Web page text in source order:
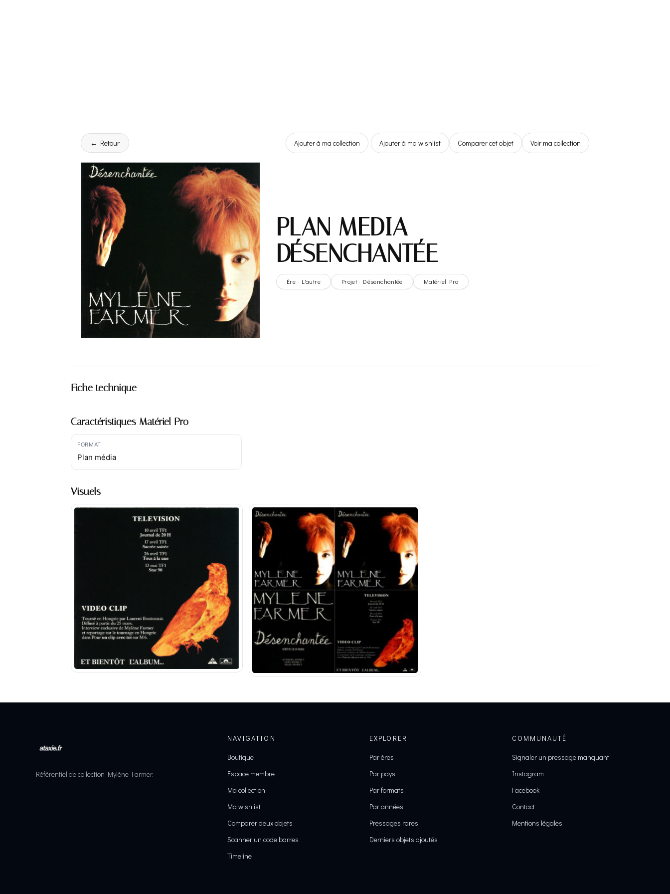
← Retour Ajouter à ma collection Ajouter à ma wishlist Comparer cet objet Voir ma collection
PLAN MEDIA –
DÉSENCHANTÉE
Ère · L'autre Projet · Désenchantée Matériel Pro
Fiche technique
Caractéristiques Matériel Pro
FORMAT
Plan média
Visuels
Référentiel de collection Mylène Farmer.
NAVIGATION
Boutique
Espace membre
Ma collection
Ma wishlist
Comparer deux objets
Scanner un code barres
Timeline
EXPLORER
Par ères
Par pays
Par formats
Par années
Pressages rares
Derniers objets ajoutés
COMMUNAUTÉ
Signaler un pressage manquant
Instagram
Facebook
Contact
Mentions légales